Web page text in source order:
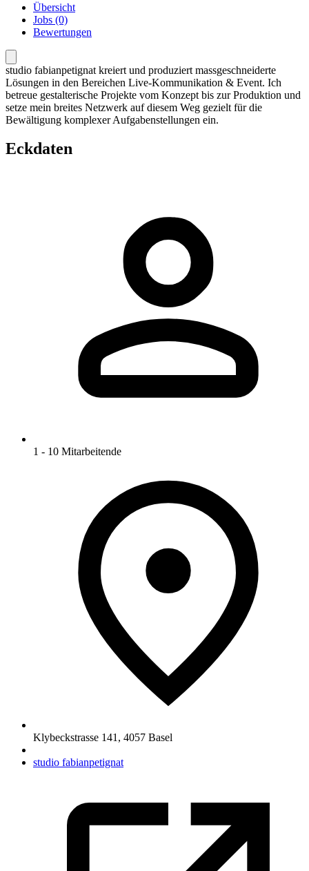
Übersicht
Jobs (0)
Bewertungen
studio fabianpetignat kreiert und produziert massgeschneiderte
Lösungen in den Bereichen Live-Kommunikation & Event. Ich
betreue gestalterische Projekte vom Konzept bis zur Produktion und
setze mein breites Netzwerk auf diesem Weg gezielt für die
Bewältigung komplexer Aufgabenstellungen ein.
Eckdaten
1 - 10 Mitarbeitende
Klybeckstrasse 141 , 4057 Basel
studio fabianpetignat